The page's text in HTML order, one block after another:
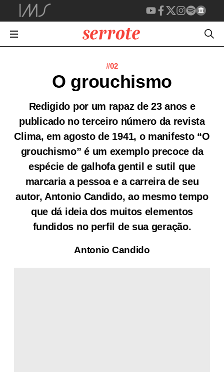
#02
O grouchismo
Redigido por um rapaz de 23 anos e
publicado no terceiro número da revista
Clima, em agosto de 1941, o manifesto “O
grouchismo” é um exemplo precoce da
espécie de galhofa gentil e sutil que
marcaria a pessoa e a carreira de seu
autor, Antonio Candido, ao mesmo tempo
que dá ideia dos muitos elementos
fundidos no perfil de sua geração.
Antonio Candido